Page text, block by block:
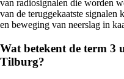
van radiosignalen die worden
van de teruggekaatste signalen
en beweging van neerslag in
Wat betekent de term
Tilburg?